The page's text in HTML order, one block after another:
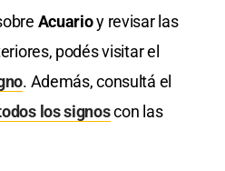
Acuarioy revisar las
podés visitar el
. Además, consultá el
los signoscon las